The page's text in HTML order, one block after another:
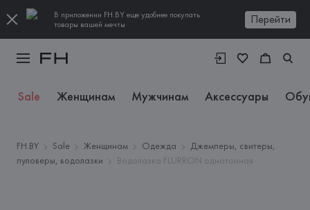
В приложении FH.BY еще удобнее покупать
товары вашей мечты
Перейти
Sale Женщинам Мужчинам Аксессуары
FH.BY Sale Женщинам Одежда
Джемперы, свитеры,
пуловеры, водолазки
Водолазка FLURRON однотонная